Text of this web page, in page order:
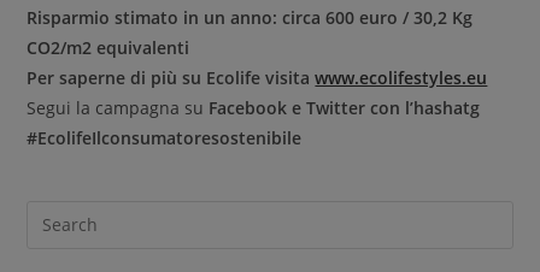
Risparmio stimato in un anno: circa 600 euro / 30,2 Kg
CO2/m2 equivalenti
Per saperne di più su Ecolife visitawww.ecolifestyles.eu
Segui la campagna su Facebook e Twitter con l’hashatg
#EcolifeIlconsumatoresostenibile